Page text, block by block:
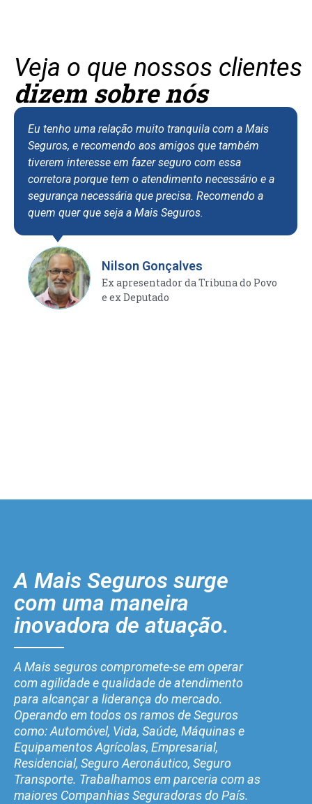
Veja o que nossos clientes
dizem sobre nós
Eu tenho uma relação muito tranquila com a Mais
Seguros, e recomendo aos amigos que também
tiverem interesse em fazer seguro com essa
corretora porque tem o atendimento necessário e a
segurança necessária que precisa. Recomendo a
quem quer que seja a Mais Seguros.
Nilson Gonçalves
Ex apresentador da Tribuna do Povo
e ex Deputado
A Mais Seguros surge
com uma maneira
inovadora de atuação.
A Mais seguros compromete-se em operar
com agilidade e qualidade de atendimento
para alcançar a liderança do mercado.
Operando em todos os ramos de Seguros
como: Automóvel, Vida, Saúde, Máquinas e
Equipamentos Agrícolas, Empresarial,
Residencial, Seguro Aeronáutico, Seguro
Transporte. Trabalhamos em parceria com as
maiores Companhias Seguradoras do País.